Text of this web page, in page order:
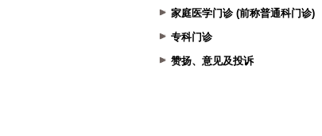
家庭医学门诊 (前称普通科门诊)
专科门诊
赞扬、意见及投诉